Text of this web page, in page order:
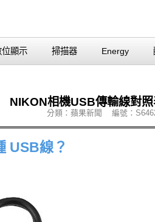
位顯示 掃描器 Energy
NIKON相機USB傳輸線對
分類：蘋果新聞 編號：
USB線？